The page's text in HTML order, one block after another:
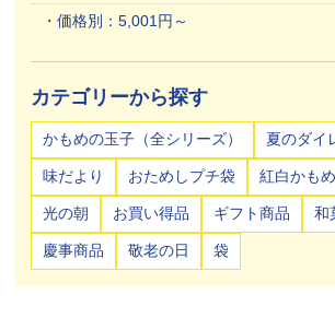
価格別：5,001円～
カテゴリーから探す
かもめの玉子（全シリーズ） 夏のダイ
味だより おためしプチ袋 紅白かも
光の朝 お買い得品 ギフト商品 和
慶事商品 敬老の日 袋